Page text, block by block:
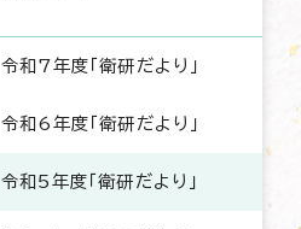
令和7年度「衛研だより」
令和6年度「衛研だより」
令和5年度「衛研だより」